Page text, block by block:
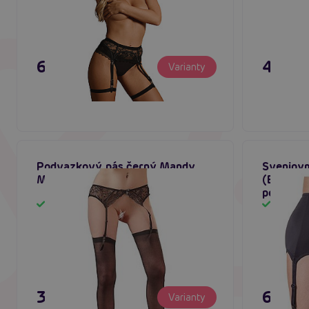
695 Kč Varianty 495 Kč
Podvazkový pás černý Mandy
Mystery
395 Kč Varianty
(Black),
Skladem
695 Kč